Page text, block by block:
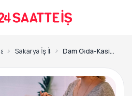
Sakarya İş İlanları Dam Gıda-Kasiyer Aranıyor!